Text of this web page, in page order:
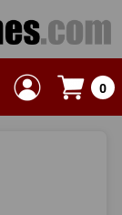
0